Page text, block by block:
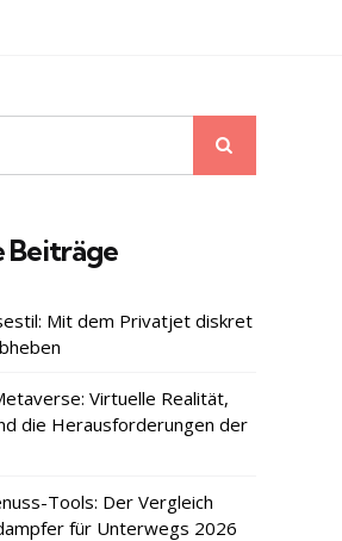
Beiträge
Mit dem Privatjet diskret
Virtuelle Realität,
die Herausforderungen der
Tools: Der Vergleich
für Unterwegs 2026